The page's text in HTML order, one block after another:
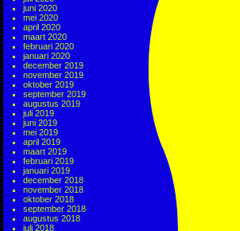
juni 2020
mei 2020
april 2020
maart 2020
februari 2020
januari 2020
december 2019
november 2019
oktober 2019
september 2019
augustus 2019
juli 2019
juni 2019
mei 2019
april 2019
maart 2019
februari 2019
januari 2019
december 2018
november 2018
oktober 2018
september 2018
augustus 2018
juli 2018